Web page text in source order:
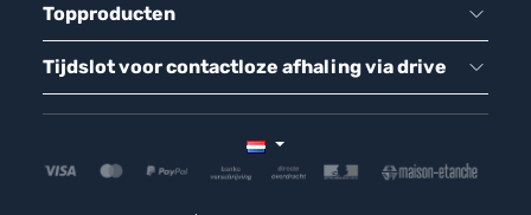
Topproducten
Tijdslot voor contactloze afhaling via drive